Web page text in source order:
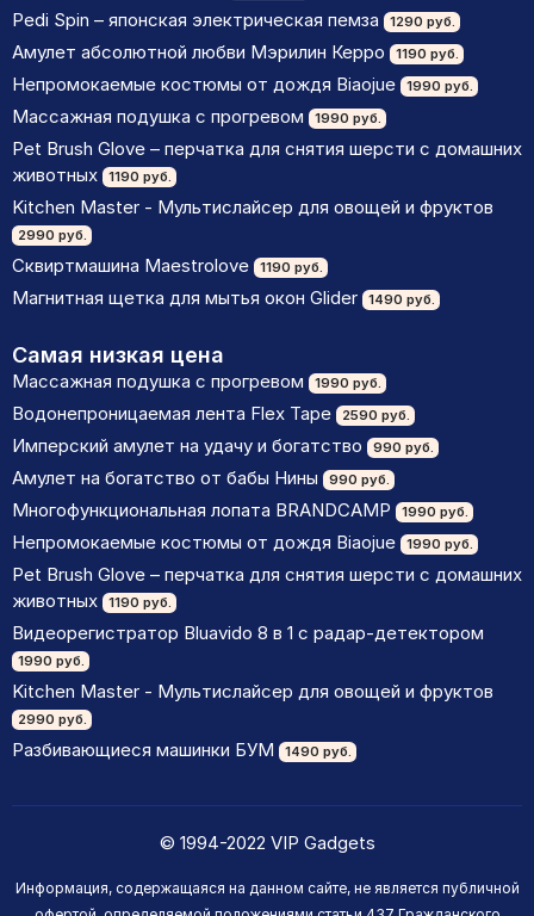
Pedi Spin – японская электрическая пемза 1290 руб.
Амулет абсолютной любви Мэрилин Керро 1190 руб.
Непромокаемые костюмы от дождя Biaojue 1990 руб.
Массажная подушка с прогревом 1990 руб.
Pet Brush Glove – перчатка для снятия шерсти с домашних
животных
1190 руб.
Kitchen Master - Мультислайсер для овощей и фруктов
2990 руб.
Сквиртмашина Maestrolove 1190 руб.
Магнитная щетка для мытья окон Glider 1490 руб.
Самая низкая цена
Массажная подушка с прогревом 1990 руб.
Водонепроницаемая лента Flex Tape 2590 руб.
Имперский амулет на удачу и богатство 990 руб.
Амулет на богатство от бабы Нины 990 руб.
Многофункциональная лопата BRANDCAMP 1990 руб.
Непромокаемые костюмы от дождя Biaojue 1990 руб.
Pet Brush Glove – перчатка для снятия шерсти с домашних
животных
1190 руб.
Видеорегистратор Bluavido 8 в 1 с радар-детектором
1990 руб.
Kitchen Master - Мультислайсер для овощей и фруктов
2990 руб.
Разбивающиеся машинки БУМ 1490 руб.
© 1994-2022 VIP Gadgets
Информация, содержащаяся на данном сайте, не является публичной